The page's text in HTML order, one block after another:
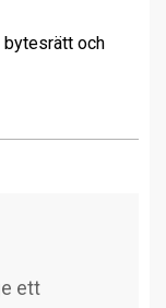
bytesrätt och